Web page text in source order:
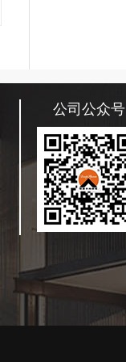
公司公众号